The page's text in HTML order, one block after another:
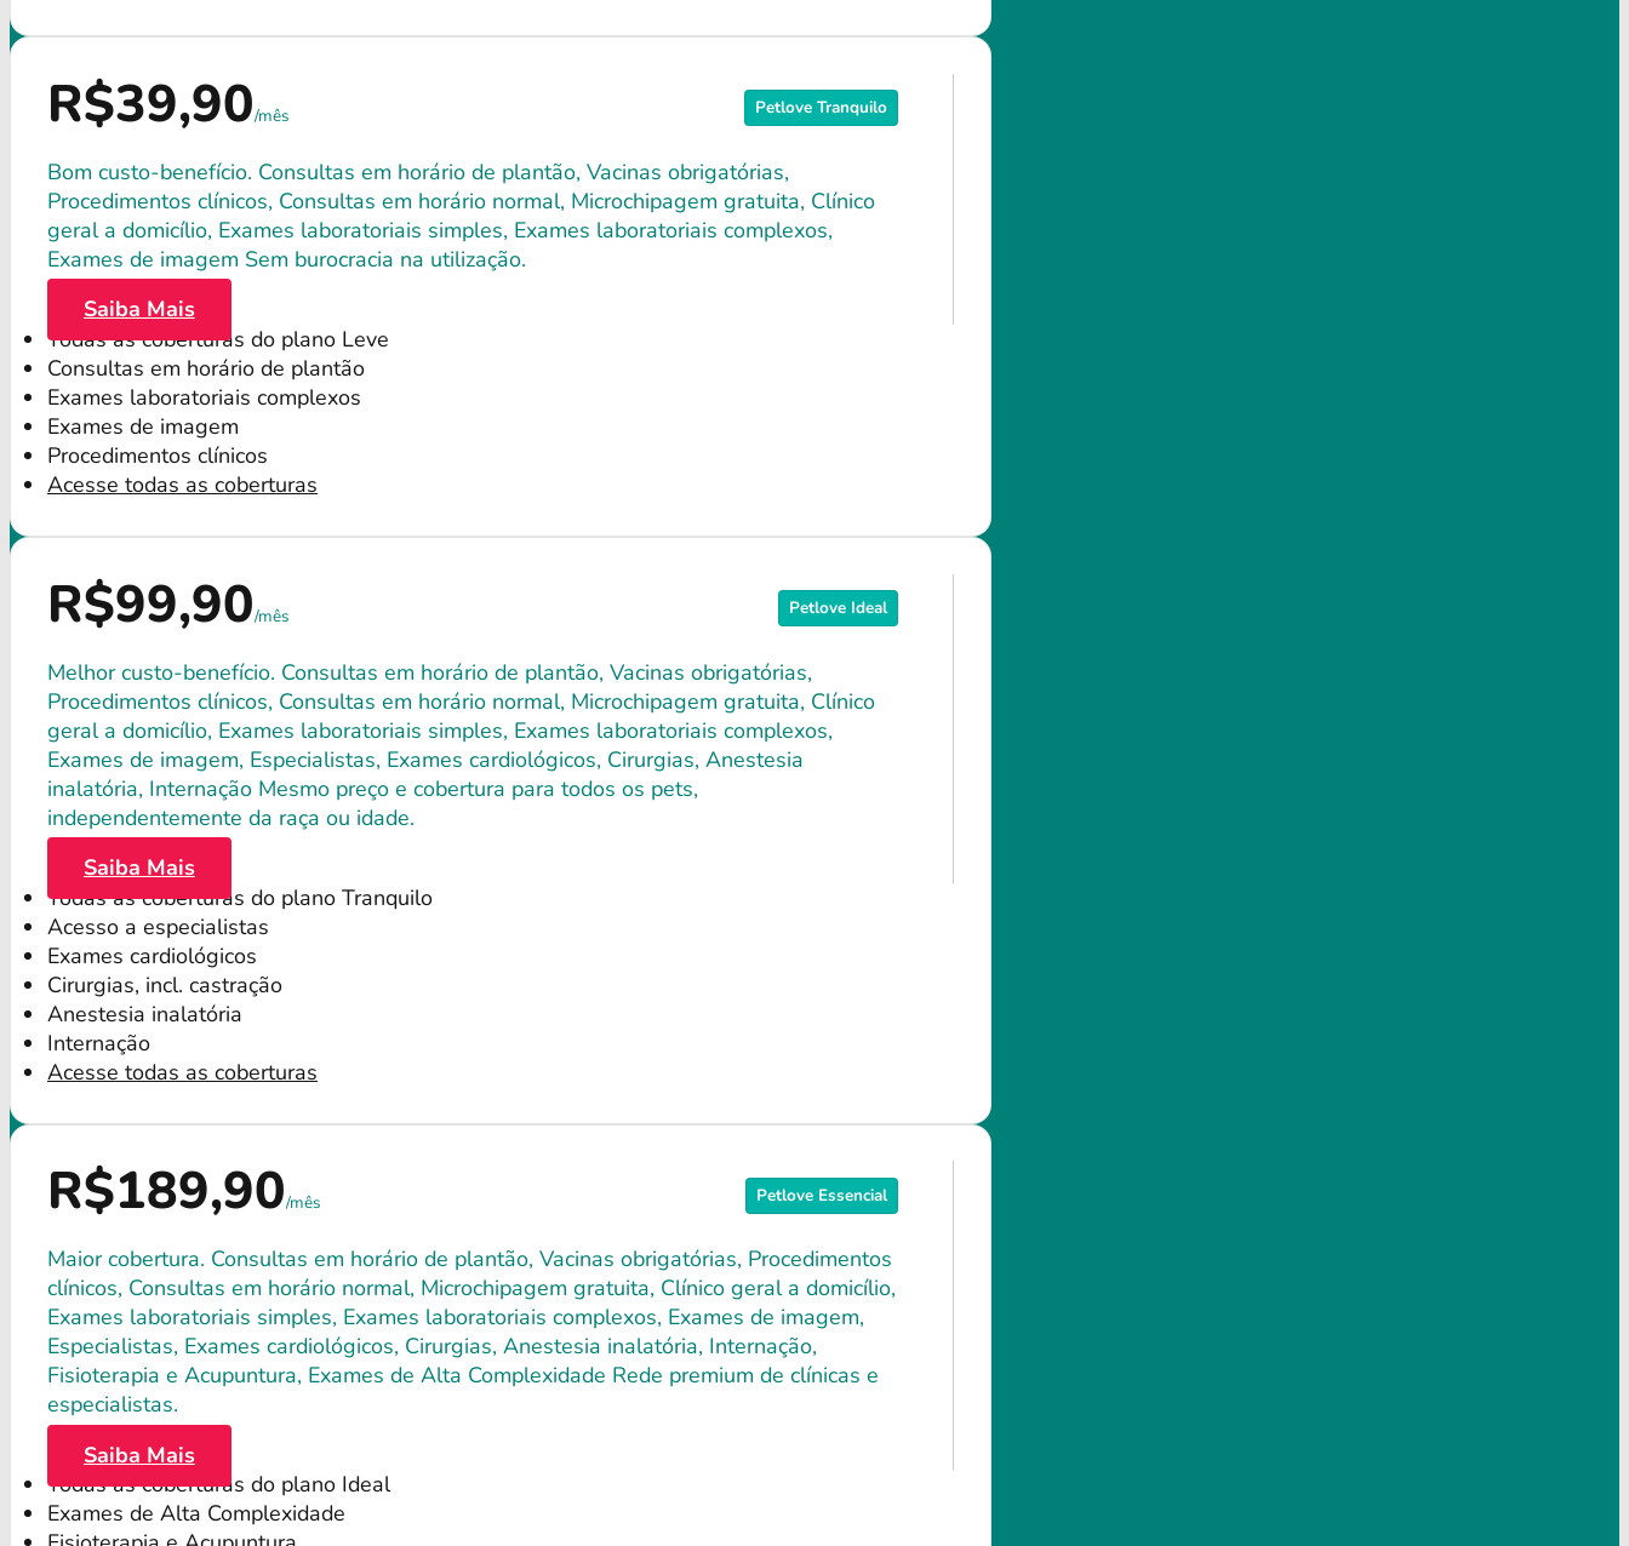
Petlove Tranquilo
R$39,90/mês
Bom custo-benefício. Consultas em horário de plantão, Vacinas obrigatórias,
Procedimentos clínicos, Consultas em horário normal, Microchipagem gratuita, Clínico
geral a domicílio, Exames laboratoriais simples, Exames laboratoriais complexos,
Exames de imagem Sem burocracia na utilização.
Saiba Mais
Todas as coberturas do plano Leve
Consultas em horário de plantão
Exames laboratoriais complexos
Exames de imagem
Procedimentos clínicos
Acesse todas as coberturas
Petlove Ideal
R$99,90/mês
Melhor custo-benefício. Consultas em horário de plantão, Vacinas obrigatórias,
Procedimentos clínicos, Consultas em horário normal, Microchipagem gratuita, Clínico
geral a domicílio, Exames laboratoriais simples, Exames laboratoriais complexos,
Exames de imagem, Especialistas, Exames cardiológicos, Cirurgias, Anestesia
inalatória, Internação Mesmo preço e cobertura para todos os pets,
independentemente da raça ou idade.
Saiba Mais
Todas as coberturas do plano Tranquilo
Acesso a especialistas
Exames cardiológicos
Cirurgias, incl. castração
Anestesia inalatória
Internação
Acesse todas as coberturas
Petlove Essencial
R$189,90/mês
Maior cobertura. Consultas em horário de plantão, Vacinas obrigatórias, Procedimentos
clínicos, Consultas em horário normal, Microchipagem gratuita, Clínico geral a domicílio,
Exames laboratoriais simples, Exames laboratoriais complexos, Exames de imagem,
Especialistas, Exames cardiológicos, Cirurgias, Anestesia inalatória, Internação,
Fisioterapia e Acupuntura, Exames de Alta Complexidade Rede premium de clínicas e
especialistas.
Saiba Mais
Todas as coberturas do plano Ideal
Exames de Alta Complexidade